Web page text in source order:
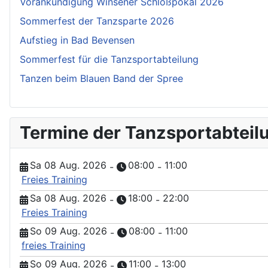
Sommerfest der Tanzsparte 2026
Aufstieg in Bad Bevensen
Sommerfest für die Tanzsportabteilung
Tanzen beim Blauen Band der Spree
Termine der
Sa 08 Aug. 2026 - 08:00 - 11:00
Freies Training
Sa 08 Aug. 2026 - 18:00 - 22:00
Freies Training
So 09 Aug. 2026 - 08:00 - 11:00
freies Training
So 09 Aug. 2026 - 11:00 - 13:00